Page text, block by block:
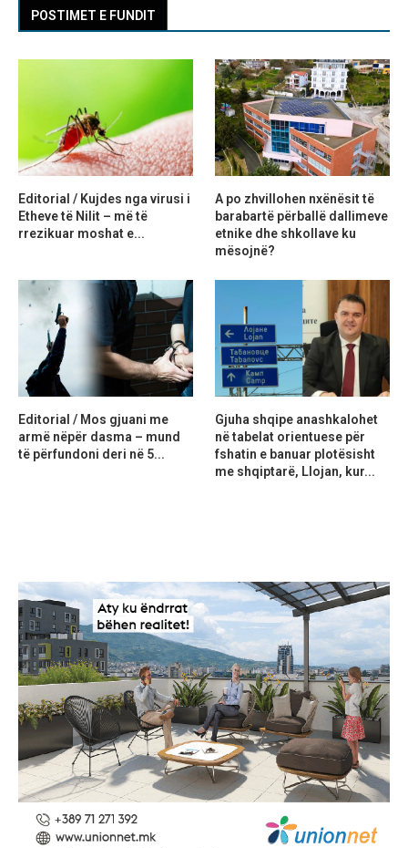
POSTIMET E FUNDIT
Editorial / Kujdes nga virusi i
Etheve të Nilit – më të
rrezikuar moshat e...
A po zhvillohen nxënësit të
barabartë përballë dallimeve
etnike dhe shkollave ku
mësojnë?
Editorial / Mos gjuani me
armë nëpër dasma – mund
të përfundoni deri në 5...
Gjuha shqipe anashkalohet
në tabelat orientuese për
fshatin e banuar plotësisht
me shqiptarë, Llojan, kur...